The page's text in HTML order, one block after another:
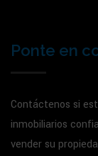
Ponte en
Contáctenos si
inmobiliarios
vender su